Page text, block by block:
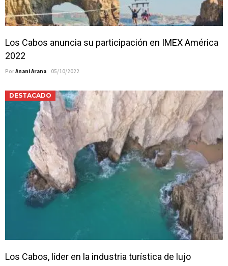
Los Cabos anuncia su participación en IMEX América
2022
PorAnani Arana 05/10/2022
DESTACADO
Los Cabos, líder en la industria turística de lujo